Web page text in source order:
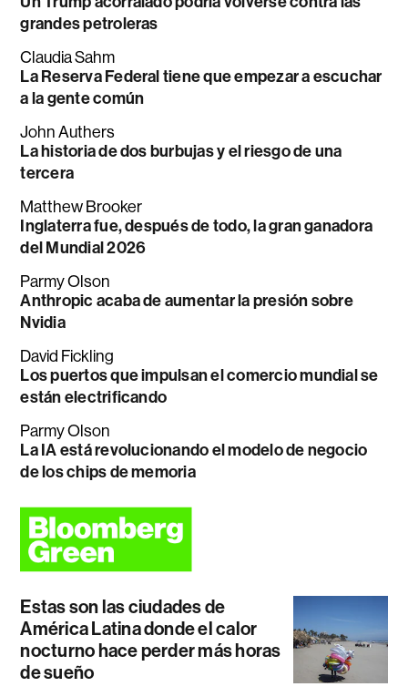
grandes petroleras
Claudia Sahm
La Reserva Federal tiene que empezar a escuchar
a la gente común
John Authers
La historia de dos burbujas y el riesgo de una
tercera
Matthew Brooker
Inglaterra fue, después de todo, la gran ganadora
del Mundial 2026
Parmy Olson
Anthropic acaba de aumentar la presión sobre
Nvidia
David Fickling
Los puertos que impulsan el comercio mundial se
están electrificando
Parmy Olson
La IA está revolucionando el modelo de negocio
de los chips de memoria
Estas son las ciudades de
América Latina donde el calor
nocturno hace perder más horas
de sueño